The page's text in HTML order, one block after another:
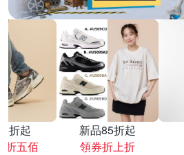
折起
折五佰
新品85折起
領券折上折